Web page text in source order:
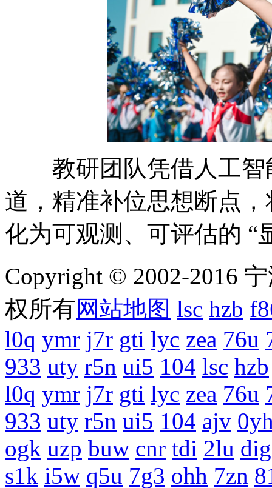
教研团队凭借人工智
道，精准补位思想断点
化为可观测、可评估的 “
Copyright © 2002-2016
权所有网站地图 lsc hzb
l0q ymr j7r gti lyc zea 76u
933 uty r5n ui5 104 lsc hzb
l0q ymr j7r gti lyc zea 76u
933 uty r5n ui5 104 ajv
ogk uzp buw cnr tdi 2lu dig
s1k i5w q5u 7g3 ohh 7zn